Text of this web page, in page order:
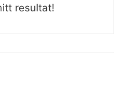
resultat!